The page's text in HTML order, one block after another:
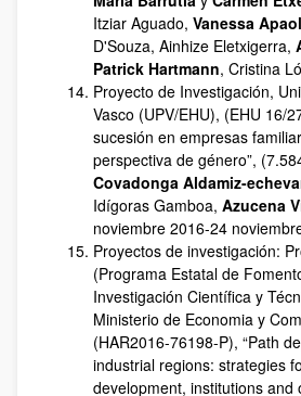
Itziar Aguado, Vanessa
D'Souza, Ainhize Eletxigerra,
Patrick Hartmann, Cristina
Proyecto de Investigación,
Vasco (UPV/EHU), (EHU 16/
sucesión en empresas
perspectiva de género”,
Covadonga Aldamiz-
Idígoras Gamboa, Azucena
noviembre 2016-24
Proyectos de investigación:
(Programa Estatal de
Investigación Científica y
Ministerio de Economia y
(HAR2016-76198-P), “Path
industrial regions: strategies
development, institutions and